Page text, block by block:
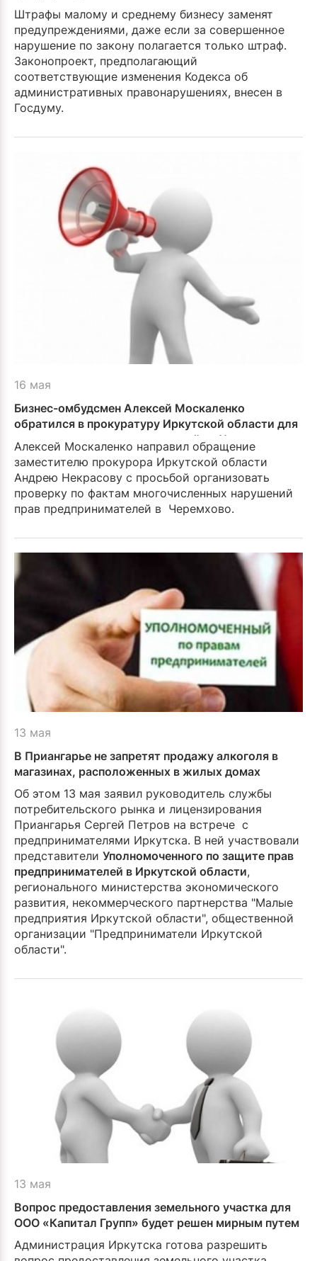
Штрафы малому и среднему бизнесу заменят
предупреждениями, даже если за совершенное
нарушение по закону полагается только штраф.
Законопроект, предполагающий
соответствующие изменения Кодекса об
административных правонарушениях, внесен в
Госдуму.
16 мая
Бизнес-омбудсмен Алексей Москаленко
обратился в прокуратуру Иркутской области для
защиты прав предпринимателей из Черемхово
Алексей Москаленко направил обращение
заместителю прокурора Иркутской области
Андрею Некрасову с просьбой организовать
проверку по фактам многочисленных нарушений
прав предпринимателей в Черемхово.
13 мая
В Приангарье не запретят продажу алкоголя в
магазинах, расположенных в жилых домах
Об этом 13 мая заявил руководитель службы
потребительского рынка и лицензирования
Приангарья Сергей Петров на встрече с
предпринимателями Иркутска. В ней участвовали
представители Уполномоченного по защите прав
предпринимателей в Иркутской области,
регионального министерства экономического
развития, некоммерческого партнерства "Малые
предприятия Иркутской области", общественной
организации "Предприниматели Иркутской
области".
13 мая
Вопрос предоставления земельного участка для
ООО «Капитал Групп» будет решен мирным путем
Администрация Иркутска готова разрешить